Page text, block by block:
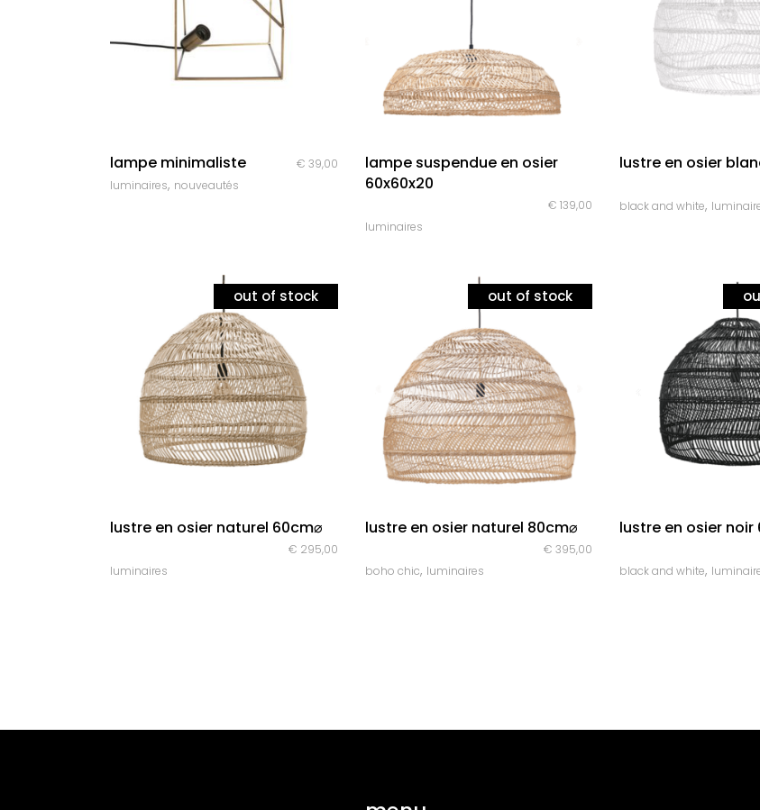
lampe minimaliste € 39,00
luminaires, nouveautés
lampe suspendue en osier
60x60x20
€ 139,00
luminaires
lustre en osier
black and white,
out of stock
lustre en osier naturel 60cm⌀
€ 295,00
luminaires
out of stock
lustre en osier naturel 80cm⌀
€ 395,00
boho chic, luminaires
lustre en osier noir
black and white,